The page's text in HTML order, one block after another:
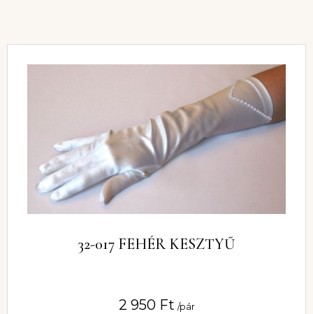
32-017 FEHÉR KESZTYŰ
2 950 Ft /pár